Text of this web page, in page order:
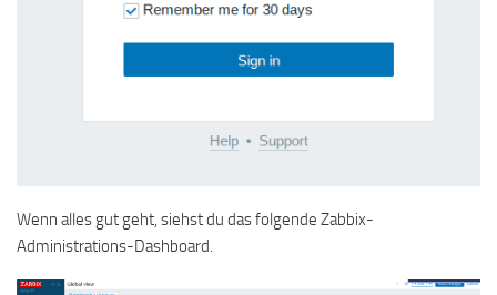
Wenn alles gut geht, siehst du das folgende Zabbix-
Administrations-Dashboard.